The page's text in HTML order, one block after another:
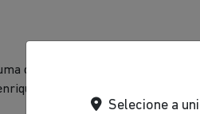
das savanas mais ricas em
as cenas da série.
Selecione a